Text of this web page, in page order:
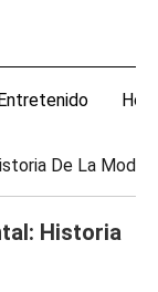
De La Moda
Historia